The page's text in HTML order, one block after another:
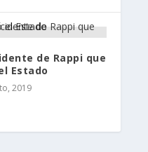
de Rappi que
Estado
2019